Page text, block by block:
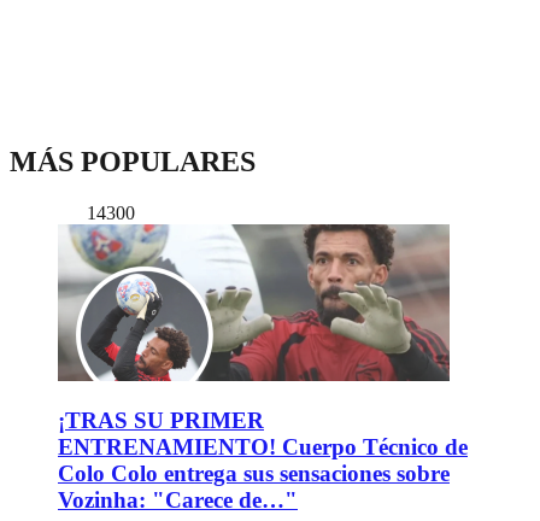
MÁS POPULARES
14300
¡TRAS SU PRIMER
ENTRENAMIENTO! Cuerpo Técnico de
Colo Colo entrega sus sensaciones sobre
Vozinha: "Carece de…"